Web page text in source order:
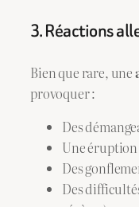
3. Réactions
Bien que rare, une
provoquer :
Des
Une
Des
Des